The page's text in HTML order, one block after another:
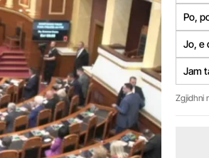
Po,
Jo, e
Jam
Zgjidhni